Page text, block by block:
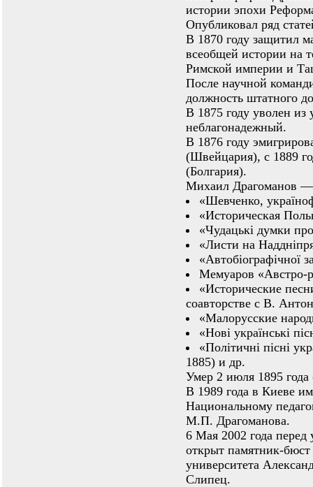
истории эпохи
Опубликовал ряд
В 1870 году защитил
всеобщей истории на
Римской империи и
После научной
должность штатного
В 1875 году уволен из
неблагонадежный.
В 1876 году
(Швейцария), с 1889
(Болгария).
Михаил Драгоманов —
«Шевченко,
«Историческая
«Чудацькі думки
«Листи на
«Автобіографічної
Мемуаров «Австро-
«Исторические
соавторстве с В.
«Малорусские
«Нові українські
«Політичні пісні
1885) и др.
Умер 2 июля 1895
В 1989 года в Киеве
Национальному
М.П. Драгоманова.
6 Мая 2002 года перед
открыт памятник-
университета
Слипец.